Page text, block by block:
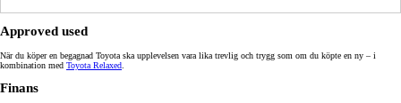
Approved used
När du köper en begagnad Toyota ska upplevelsen vara lika trevlig och trygg som om du köpte en ny – i
kombination med Toyota Relaxed
Finans